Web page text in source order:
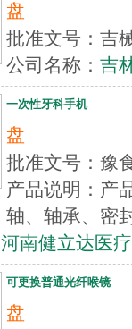
盘
批准文号：
公司名称： 吉
一次性牙科手机
盘
批准文号：
产品说明：产
轴、轴承、密
河南健立达医
可更换普通光纤喉镜
盘